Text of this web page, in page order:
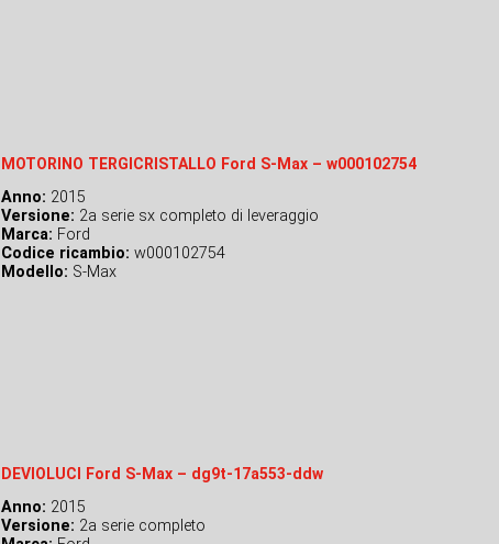
MOTORINO TERGICRISTALLO Ford S-Max – w000102754
Anno: 2015
Versione: 2a serie sx completo di leveraggio
Marca: Ford
Codice ricambio: w000102754
Modello: S-Max
DEVIOLUCI Ford S-Max – dg9t-17a553-ddw
Anno: 2015
Versione: 2a serie completo